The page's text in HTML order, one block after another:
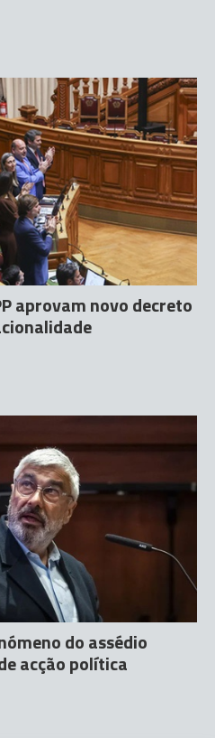
aprovam novo decreto
do assédio
acção política